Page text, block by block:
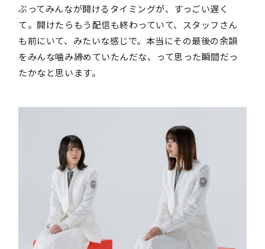
ぶってみんなが開けるタイミングが、すっごい遅く
て。開けたらもう配信も終わっていて、スタッフさん
も前にいて、みたいな感じで。本当にその最後の余韻
をみんな噛み締めていたんだな、って思った瞬間だっ
たかなと思います。